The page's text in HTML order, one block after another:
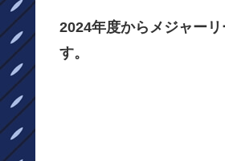
2024年度からメジャー
す。